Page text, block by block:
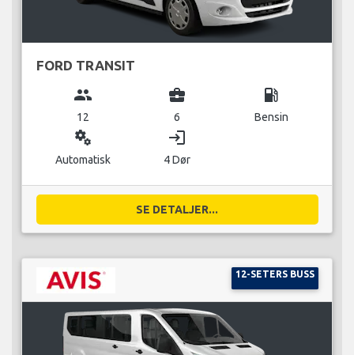
FORD TRANSIT
group
12
business_center
6
local_gas_station
Bensin
miscellaneous_services
Automatisk
login
4 Dør
SE DETALJER...
12-SETERS BUSS